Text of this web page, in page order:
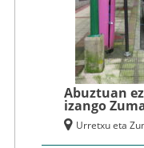
Abuztuan
izango
Urretxu eta